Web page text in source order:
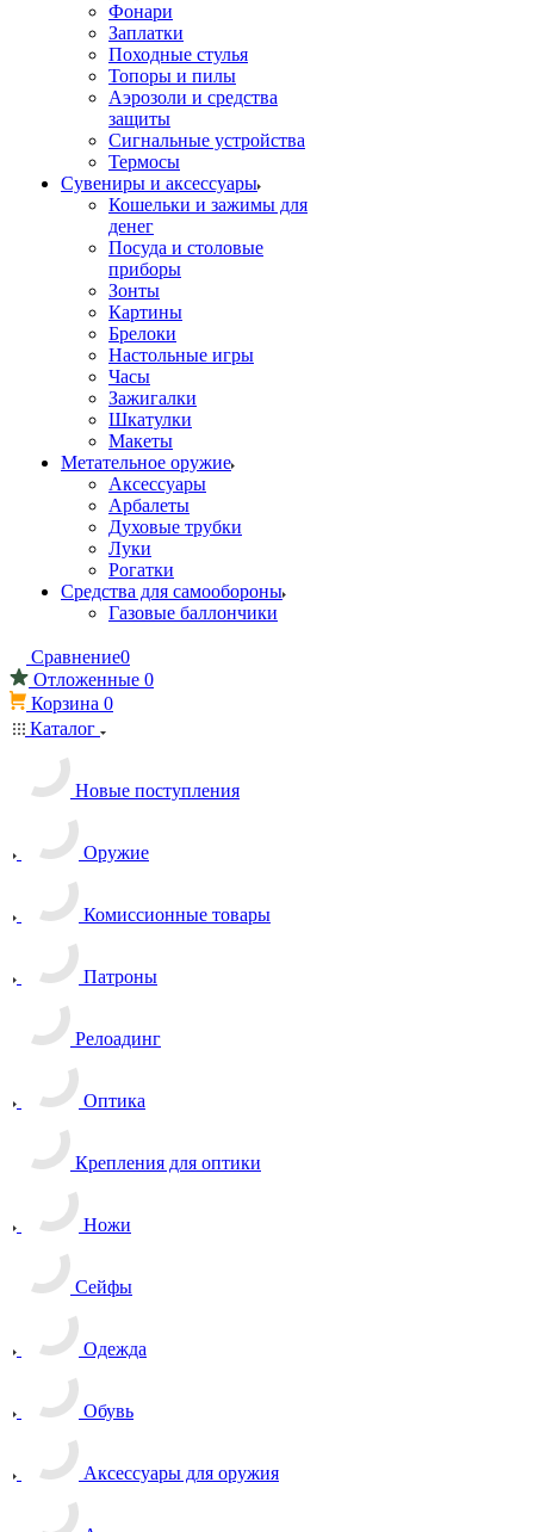
Фонари
Заплатки
Походные стулья
Топоры и пилы
Аэрозоли и средства
защиты
Сигнальные устройства
Термосы
Сувениры и аксессуары
Кошельки и зажимы для
денег
Посуда и столовые
приборы
Зонты
Картины
Брелоки
Настольные игры
Часы
Зажигалки
Шкатулки
Макеты
Метательное оружие
Аксессуары
Арбалеты
Духовые трубки
Луки
Рогатки
Средства для самообороны
Газовые баллончики
Сравнение0
Отложенные 0
Корзина 0
Каталог
Новые поступления
Оружие
Комиссионные товары
Патроны
Релоадинг
Оптика
Крепления для оптики
Ножи
Сейфы
Одежда
Обувь
Аксессуары для оружия